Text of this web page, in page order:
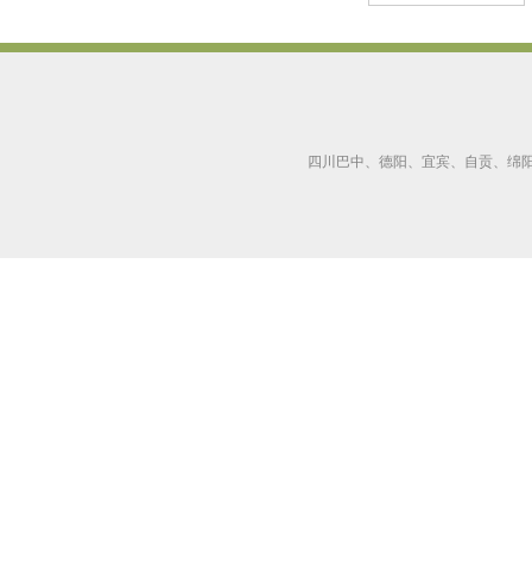
四川巴中、德阳、宜宾、自贡、绵